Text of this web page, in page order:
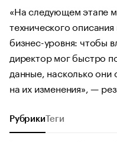
«На следующем этапе
технического
бизнес-уровня: чтобы
директор мог быстро
данные, насколько они
на их изменения», —
Рубрики Теги